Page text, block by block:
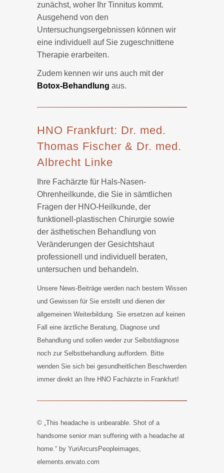
zunächst, woher Ihr Tinnitus kommt.
Ausgehend von den
Untersuchungsergebnissen können wir
eine individuell auf Sie zugeschnittene
Therapie erarbeiten.
Zudem kennen wir uns auch mit der
Botox-Behandlung aus.
HNO Frankfurt: Dr. med.
Thomas Fischer & Dr. med.
Albrecht Linke
Ihre Fachärzte für Hals-Nasen-
Ohrenheilkunde, die Sie in sämtlichen
Fragen der HNO-Heilkunde, der
funktionell-plastischen Chirurgie sowie
der ästhetischen Behandlung von
Veränderungen der Gesichtshaut
professionell und individuell beraten,
untersuchen und behandeln.
Unsere News-Beiträge werden nach bestem Wissen
und Gewissen für Sie erstellt und dienen der
allgemeinen Weiterbildung. Sie ersetzen auf keinen
Fall eine ärztliche Beratung, Diagnose und
Behandlung und sollen weder zur Selbstdiagnose
noch zur Selbstbehandlung auffordern. Bitte
wenden Sie sich bei gesundheitlichen Beschwerden
immer direkt an Ihre HNO Fachärzte in Frankfurt!
© „This headache is unbearable. Shot of a
handsome senior man suffering with a headache at
home.“ by YuriArcursPeopleimages,
elements.envato.com